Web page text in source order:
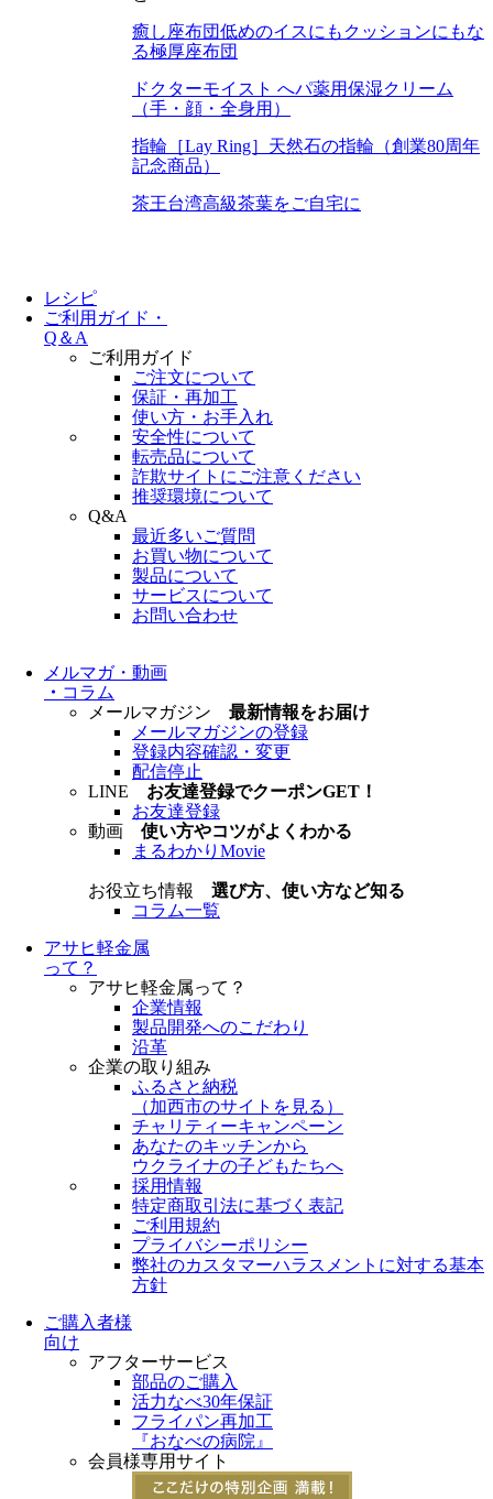
癒し座布団低めのイスにもクッションにもな
る極厚座布団
ドクターモイスト へパ薬用保湿クリーム
（手・顔・全身用）
指輪［Lay Ring］ 天然石の指輪（創業80周年
記念商品）
茶王台湾高級茶葉をご自宅に
レシピ
ご利用ガイド・
Q＆A
ご利用ガイド
ご注文について
保証・再加工
使い方・お手入れ
安全性について
転売品について
詐欺サイトにご注意ください
推奨環境について
Q&A
最近多いご質問
お買い物について
製品について
サービスについて
お問い合わせ
メルマガ・動画
・ コラム
メールマガジン 最新情報をお届け
メールマガジンの登録
登録内容確認・変更
配信停止
LINE お友達登録でクーポンGET！
お友達登録
動画 使い方やコツがよくわかる
まるわかりMovie
お役立ち情報 選び方、使い方など知る
コラム一覧
アサヒ軽金属
って？
アサヒ軽金属って？
企業情報
製品開発へのこだわり
沿革
企業の取り組み
ふるさと納税
（加西市のサイトを見る ）
チャリティーキャンペーン
あなたのキッチンから
ウクライナの子どもたちへ
採用情報
特定商取引法に基づく表記
ご利用規約
プライバシーポリシー
弊社のカスタマーハラスメントに対する基本
方針
ご購入者様
向け
アフターサービス
部品のご購入
活力なべ30年保証
フライパン再加工
『おなべの病院』
会員様専用サイト